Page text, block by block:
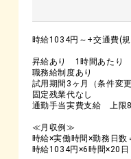
時給1034円～+交通費(
昇給あり 1時間あたり
職務給制度あり
試用期間3ヶ月（条件変更
固定残業代なし
通勤手当実費支給 上限
≪月収例≫
時給×実働時間×勤務日数
時給1034円×6時間×20